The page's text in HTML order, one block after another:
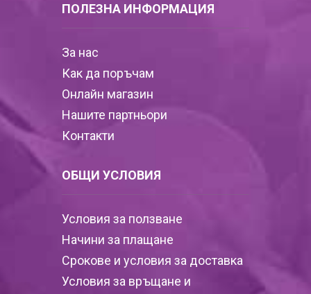
ПОЛЕЗНА ИНФОРМАЦИЯ
За нас
Как да поръчам
Онлайн магазин
Нашите партньори
Контакти
ОБЩИ УСЛОВИЯ
Условия за ползване
Начини за плащане
Срокове и условия за доставка
Условия за връщане и